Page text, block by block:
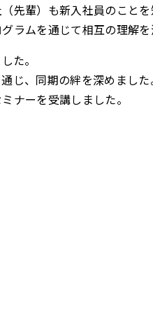
先輩）も新入社員のことを
ラムを通じて相互の理解を
た。
じ、同期の絆を深めました
ナーを受講しました。